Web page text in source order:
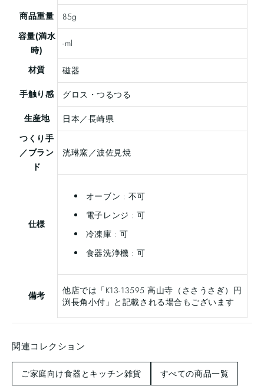
商品重量
85g
容量(満水
時)
-ml
材質
磁器
手触り感
グロス・つるつる
生産地
日本／長崎県
つくり手
／ブラン
ド
洸琳窯／波佐見焼
仕様
オーブン : 不可
電子レンジ : 可
冷凍庫 : 可
食器洗浄機 : 可
備考
他店では「K13-13595 高山寺（ささうさぎ）円
渕長角小付」と記載される場合もございます
関連コレクション
ご家庭向け食器とキッチン雑貨 すべての商品一覧